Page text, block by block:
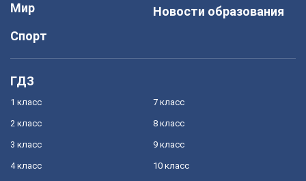
Мир
Спорт
Новости образования
ГДЗ
1 класс
2 класс
3 класс
4 класс
7 класс
8 класс
9 класс
10 класс